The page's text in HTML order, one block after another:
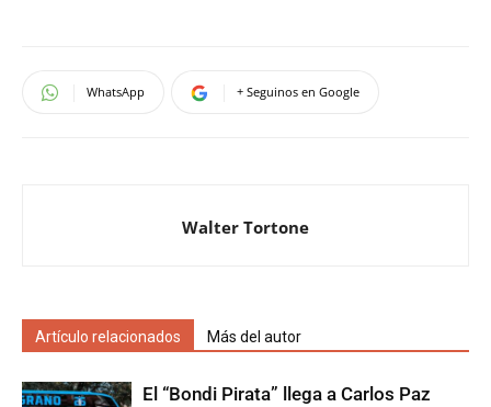
WhatsApp + Seguinos en Google
Walter Tortone
Artículo relacionados Más del autor
El “Bondi Pirata” llega a Carlos Paz